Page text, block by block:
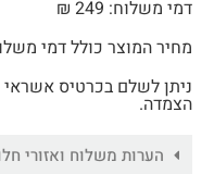
דמי משלוח: 249 ₪
מחיר המוצר כולל דמי משלוח:
הצמדה.
הערות משלוח ואזורי